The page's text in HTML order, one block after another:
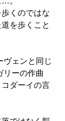
くのではな
を歩くこと
ヴェンと同じ
リーの作曲
ダーイの言